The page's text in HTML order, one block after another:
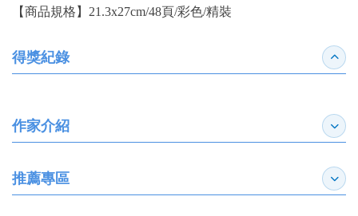
【商品規格】21.3x27cm/48頁/彩色/精裝
得獎紀錄 收合
作家介紹 展開
推薦專區 展開